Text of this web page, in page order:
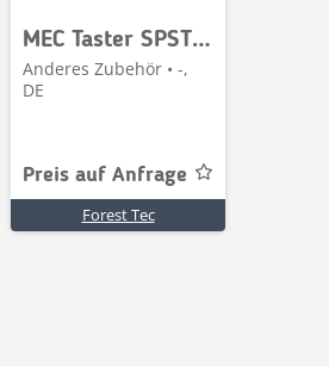
MEC Taster SPST, SMD 50 mA @ 24 V dc
Anderes Zubehör • -,
DE
Preis auf Anfrage
Forest Tec